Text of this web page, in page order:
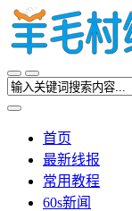
首页
最新线报
常用教程
60s新闻